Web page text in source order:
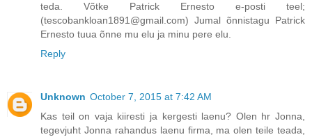
teda. Võtke Patrick Ernesto e-posti teel;
(tescobankloan1891@gmail.com) Jumal õnnistagu Patrick
Ernesto tuua õnne mu elu ja minu pere elu.
Reply
Unknown October 7, 2015 at 7:42 AM
Kas teil on vaja kiiresti ja kergesti laenu? Olen hr Jonna,
tegevjuht Jonna rahandus laenu firma, ma olen teile teada,